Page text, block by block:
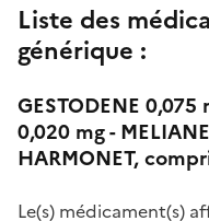
Liste des
générique :
GESTODENE
0,020 mg -
HARMONET,
Le(s) médicament(s)